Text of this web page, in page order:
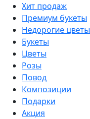
Хит продаж
Премиум букеты
Недорогие цветы
Букеты
Цветы
Розы
Повод
Композиции
Подарки
Акция